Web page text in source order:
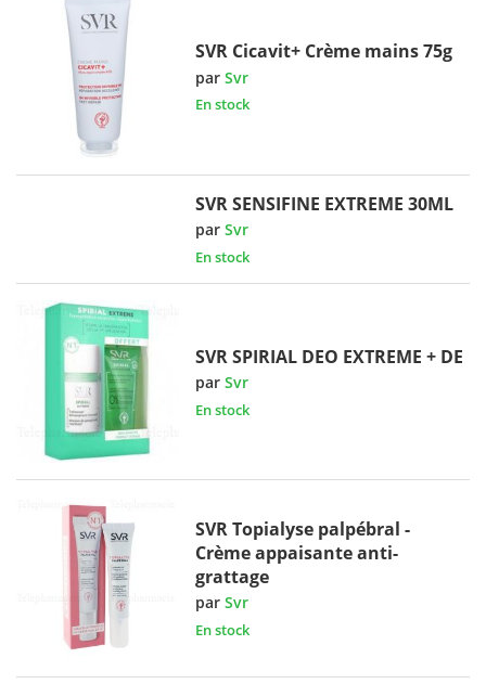
SVR Cicavit+ Crème mains 75g
parSvr
En stock
SVR SENSIFINE EXTREME 30ML
parSvr
En stock
SVR SPIRIAL DEO EXTREME + DE
parSvr
En stock
SVR Topialyse palpébral -
Crème appaisante anti-
grattage
parSvr
En stock